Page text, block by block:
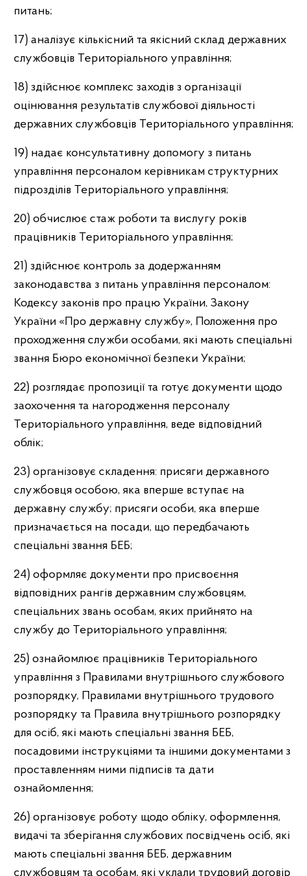
питань;
17) аналізує кількісний та якісний склад державних
службовців Територіального управління;
18) здійснює комплекс заходів з організації
оцінювання результатів службової діяльності
державних службовців Територіального управління;
19) надає консультативну допомогу з питань
управління персоналом керівникам структурних
підрозділів Територіального управління;
20) обчислює стаж роботи та вислугу років
працівників Територіального управління;
21) здійснює контроль за додержанням
законодавства з питань управління персоналом:
Кодексу законів про працю України, Закону
України «Про державну службу», Положення про
проходження служби особами, які мають спеціальні
звання Бюро економічної безпеки України;
22) розглядає пропозиції та готує документи щодо
заохочення та нагородження персоналу
Територіального управління, веде відповідний
облік;
23) організовує складення: присяги державного
службовця особою, яка вперше вступає на
державну службу; присяги особи, яка вперше
призначається на посади, що передбачають
спеціальні звання БЕБ;
24) оформляє документи про присвоєння
відповідних рангів державним службовцям,
спеціальних звань особам, яких прийнято на
службу до Територіального управління;
25) ознайомлює працівників Територіального
управління з Правилами внутрішнього службового
розпорядку, Правилами внутрішнього трудового
розпорядку та Правила внутрішнього розпорядку
для осіб, які мають спеціальні звання БЕБ,
посадовими інструкціями та іншими документами з
проставленням ними підписів та дати
ознайомлення;
26) організовує роботу щодо обліку, оформлення,
видачі та зберігання службових посвідчень осіб, які
мають спеціальні звання БЕБ, державним
службовцям та особам, які уклали трудовий договір